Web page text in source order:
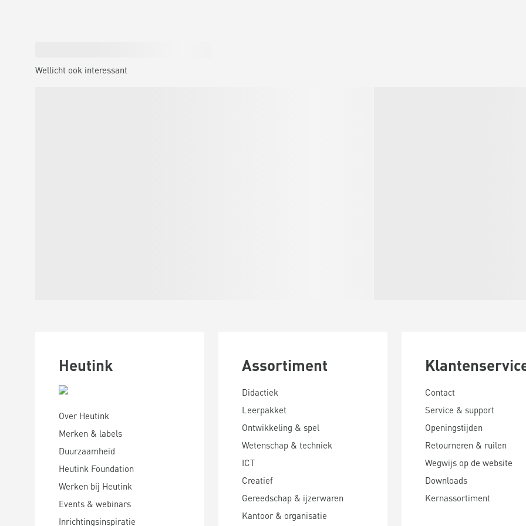
Wellicht ook interessant
Heutink
Over Heutink
Merken & labels
Duurzaamheid
Heutink Foundation
Werken bij Heutink
Events & webinars
Inrichtingsinspiratie
Assortiment
Didactiek
Leerpakket
Ontwikkeling & spel
Wetenschap & techniek
ICT
Creatief
Gereedschap & ijzerwaren
Kantoor & organisatie
Contact
Service & support
Openingstijden
Retourneren & ruilen
Wegwijs op de website
Downloads
Kernassortiment